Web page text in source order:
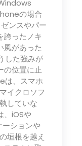
の場合
ンスやパー
誇ったノキ
風があった
した強みが
の位置に止
は、スマホ
イクロソフ
していな
、iOSや
ションや
垣根を越え